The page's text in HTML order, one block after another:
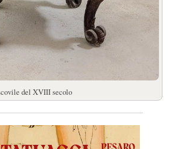
del XVIII secolo